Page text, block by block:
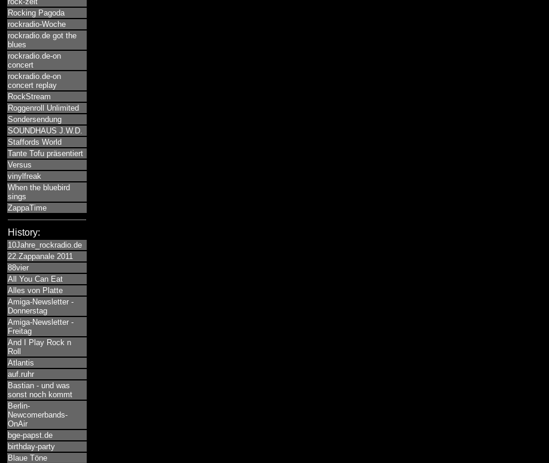
Rocking Pagoda
rockradio-Woche
rockradio.de got the
blues
rockradio.de-on
concert
rockradio.de-on
concert replay
RockStream
Roggenroll Unlimited
Sondersendung
SOUNDHAUS J.W.D.
Staffords World
Tante Tofu präsentiert
Versus
vinylfreak
When the bluebird
sings
ZappaTime
History:
10Jahre_rockradio.de
22.Zappanale 2011
88vier
All You Can Eat
Alles von Platte
Amiga-Newsletter -
Donnerstag
Amiga-Newsletter -
Freitag
And I Play Rock n
Roll
Atlantis
auf.ruhr
Bastian - und was
sonst noch kommt
Berlin-
Newcomerbands-
OnAir
bge-papst.de
birthday-party
Blaue Töne